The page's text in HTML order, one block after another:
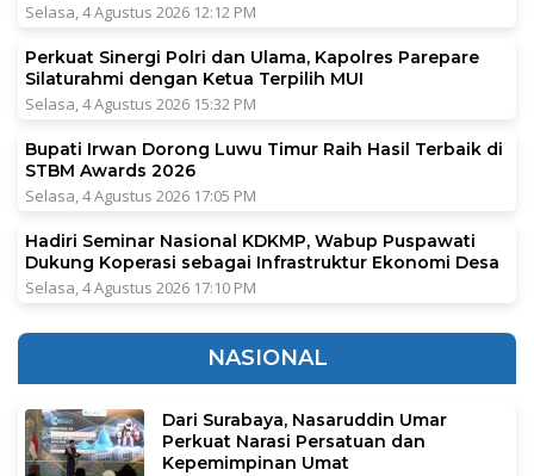
Selasa, 4 Agustus 2026 12:12 PM
Perkuat Sinergi Polri dan Ulama, Kapolres Parepare
Silaturahmi dengan Ketua Terpilih MUI
Selasa, 4 Agustus 2026 15:32 PM
Bupati Irwan Dorong Luwu Timur Raih Hasil Terbaik di
STBM Awards 2026
Selasa, 4 Agustus 2026 17:05 PM
Hadiri Seminar Nasional KDKMP, Wabup Puspawati
Dukung Koperasi sebagai Infrastruktur Ekonomi Desa
Selasa, 4 Agustus 2026 17:10 PM
NASIONAL
Dari Surabaya, Nasaruddin Umar
Perkuat Narasi Persatuan dan
Kepemimpinan Umat